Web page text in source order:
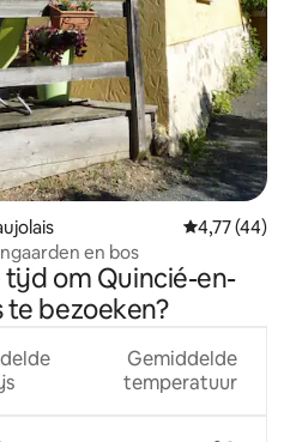
Gemiddelde
4,77 (44)
en bos
tijd om Quincié-en-
te bezoeken?
Gemiddelde
temperatuur